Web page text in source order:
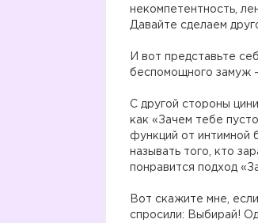
некомпетентность,
Давайте сделаем
И вот представьте
беспомощного замуж
С другой стороны
как «Зачем тебе
функций от интимной
называть того, кто
понравится подход
Вот скажите мне,
спросили: Выбирай!